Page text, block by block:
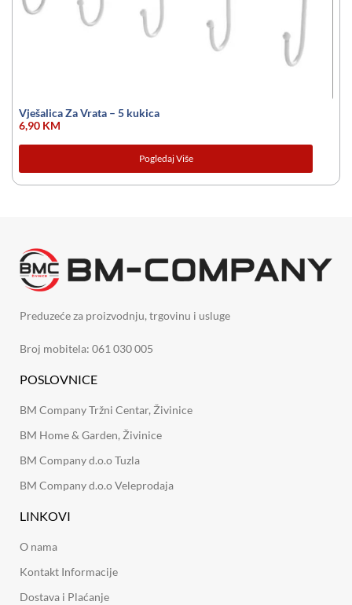
Vješalica Za Vrata – 5 kukica
6,90 KM
Pogledaj Više
Preduzeće za proizvodnju, trgovinu i usluge
Broj mobitela: 061 030 005
POSLOVNICE
BM Company Tržni Centar, Živinice
BM Home & Garden, Živinice
BM Company d.o.o Tuzla
BM Company d.o.o Veleprodaja
LINKOVI
O nama
Kontakt Informacije
Dostava i Plaćanje